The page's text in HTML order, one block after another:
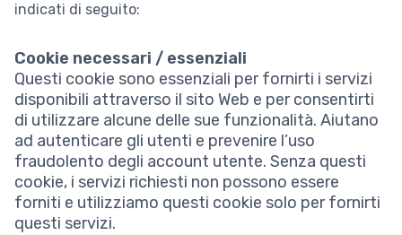
indicati di seguito:
Cookie necessari / essenziali
Questi cookie sono essenziali per fornirti i servizi
disponibili attraverso il sito Web e per consentirti
di utilizzare alcune delle sue funzionalità. Aiutano
ad autenticare gli utenti e prevenire l’uso
fraudolento degli account utente. Senza questi
cookie, i servizi richiesti non possono essere
forniti e utilizziamo questi cookie solo per fornirti
questi servizi.